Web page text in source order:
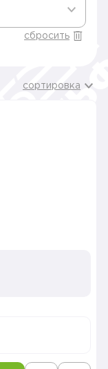
сбросить
сортировка